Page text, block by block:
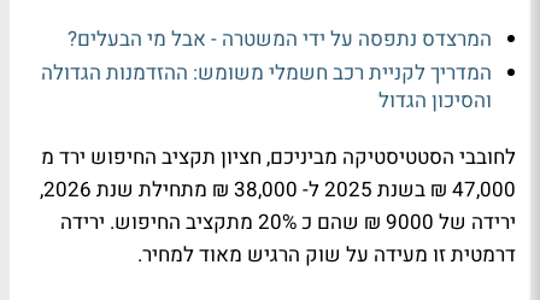
המרצדס נתפסה על ידי המשטרה - אבל מי הבעלים?
המדריך לקניית רכב חשמלי משומש: ההזדמנות הגדולה
והסיכון הגדול
לחובבי הסטטיסטיקה מביניכם, חציון תקציב החיפוש ירד מ
47,000 ₪ בשנת 2025 ל- 38,000 ₪ מתחילת שנת 2026,
ירידה של 9000 ₪ שהם כ 20% מתקציב החיפוש. ירידה
דרמטית זו מעידה על שוק הרגיש מאוד למחיר.